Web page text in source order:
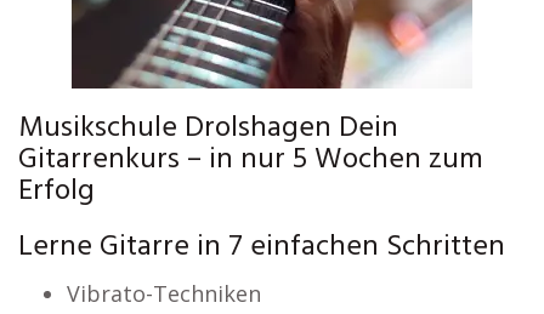
Musikschule Drolshagen Dein
Gitarrenkurs – in nur 5 Wochen zum
Erfolg
Lerne Gitarre in 7 einfachen Schritten
Vibrato-Techniken